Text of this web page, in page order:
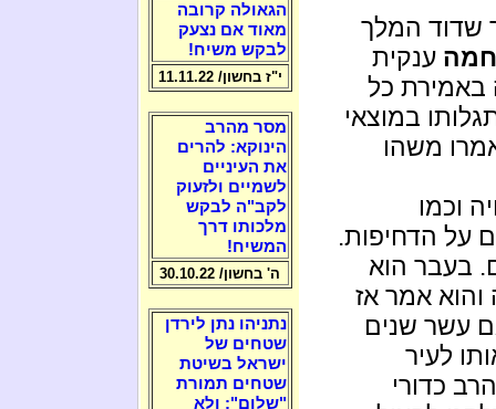
שדוד המלך
ענקית
באמירת כל
במוצאי
משהו
וכמו
על הדחיפות.
בעבר הוא
והוא אמר אז
עשר שנים
לעיר
כדורי
הגאולה קרובה
מאוד אם נצעק
לבקש משיח!
י"ז בחשון/ 11.11.22
מסר מהרב
הינוקא: להרים
את העיניים
לשמיים ולזעוק
לקב"ה לבקש
מלכותו דרך
המשיח!
ה' בחשון/ 30.10.22
נתניהו נתן לירדן
שטחים של
ישראל בשיטת
שטחים תמורת
"שלום": ולא